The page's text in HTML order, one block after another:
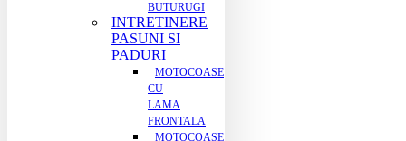
BUTURUGI
INTRETINERE
PASUNI SI
PADURI
MOTOCOASE
CU
LAMA
FRONTALA
MOTOCOASE